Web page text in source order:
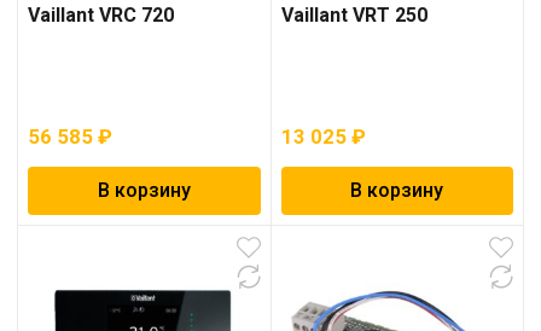
Vaillant VRC 720
56 585 ₽
В корзину
Vaillant VRT 250
13 025 ₽
В корзину